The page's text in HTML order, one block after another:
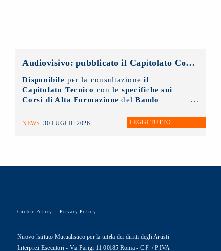
Audiovisivo: pubblicato il Capitolato Corsi di Alta Formazione 2026
Disponibile per la consultazione il
Capitolato Tecnico con le specifiche sui
Corsi di Alta Formazione delBando
NEWS 30 LUGLIO 2026 LEGGI TUTTO
Cookie Policy Privacy Policy
Nuovo Istituto Mutualistico per la tutela dei diritti degli Artisti
Interpreti Esecutori - Via Parigi 11 00185 Roma - C.F. / P.IVA